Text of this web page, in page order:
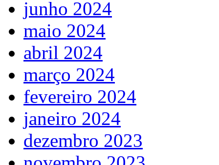
junho 2024
maio 2024
abril 2024
março 2024
fevereiro 2024
janeiro 2024
dezembro 2023